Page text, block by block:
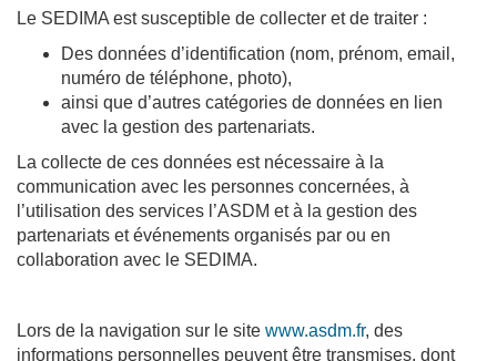
Le SEDIMA est susceptible de collecter et de traiter :
Des données d’identification (nom, prénom, email,
numéro de téléphone, photo),
ainsi que d’autres catégories de données en lien
avec la gestion des partenariats.
La collecte de ces données est nécessaire à la
communication avec les personnes concernées, à
l’utilisation des services l’ASDM et à la gestion des
partenariats et événements organisés par ou en
collaboration avec le SEDIMA.
Lors de la navigation sur le site www.asdm.fr, des
informations personnelles peuvent être transmises, dont